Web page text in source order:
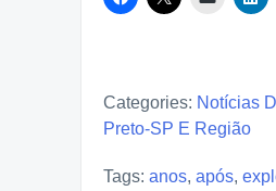
Categories: Notícias
Preto-SP E Região
Tags: anos, após,